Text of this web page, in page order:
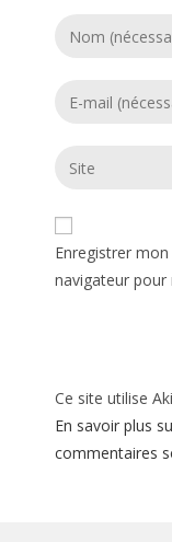
Enregistrer
navigateur
Ce site utilise
En savoir plus
commentaires